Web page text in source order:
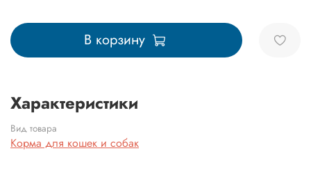
В корзину
Характеристики
Вид товара
Корма для кошек и собак